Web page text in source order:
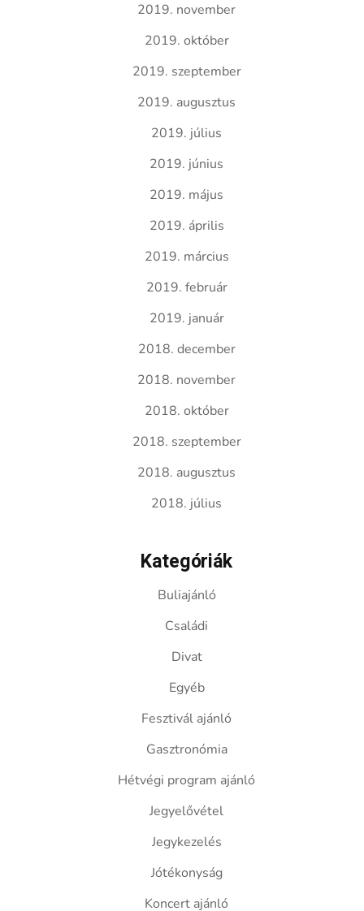
2019. november
2019. október
2019. szeptember
2019. augusztus
2019. július
2019. június
2019. május
2019. április
2019. március
2019. február
2019. január
2018. december
2018. november
2018. október
2018. szeptember
2018. augusztus
2018. július
Kategóriák
Buliajánló
Családi
Divat
Egyéb
Fesztivál ajánló
Gasztronómia
Hétvégi program ajánló
Jegyelővétel
Jegykezelés
Jótékonyság
Koncert ajánló